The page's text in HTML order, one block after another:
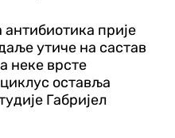
антибиотика прије
утиче на састав
неке врсте
оставља
Габријел